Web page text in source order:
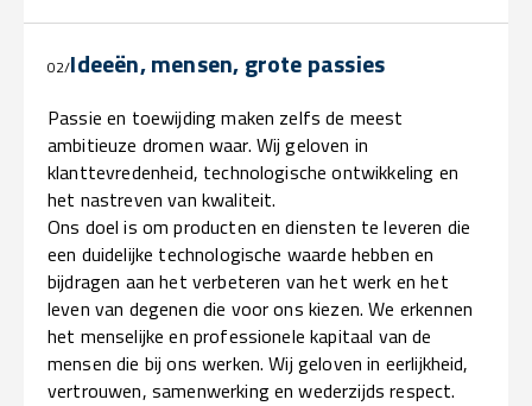
02/Ideeën, mensen, grote passies
Passie en toewijding maken zelfs de meest
ambitieuze dromen waar. Wij geloven in
klanttevredenheid, technologische ontwikkeling en
het nastreven van kwaliteit.
Ons doel is om producten en diensten te leveren die
een duidelijke technologische waarde hebben en
bijdragen aan het verbeteren van het werk en het
leven van degenen die voor ons kiezen. We erkennen
het menselijke en professionele kapitaal van de
mensen die bij ons werken. Wij geloven in eerlijkheid,
vertrouwen, samenwerking en wederzijds respect.